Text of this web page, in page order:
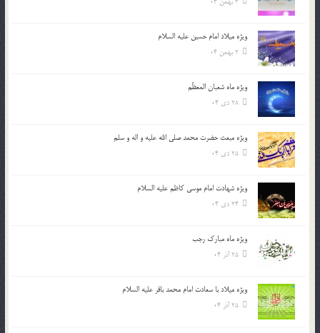
ویژه میلاد امام حسین علیه السلام
2 بهمن 04
ویژه ماه شعبان المعظّم
28 دی 04
ویژه مبعث حضرت محمد صلی الله علیه و اله و سلم
25 دی 04
ویژه شهادت امام موسی کاظم علیه السلام
24 دی 04
ویژه ماه مبارک رجب
25 آذر 04
ویژه میلاد با سعادت امام محمد باقر علیه السلام
25 آذر 04